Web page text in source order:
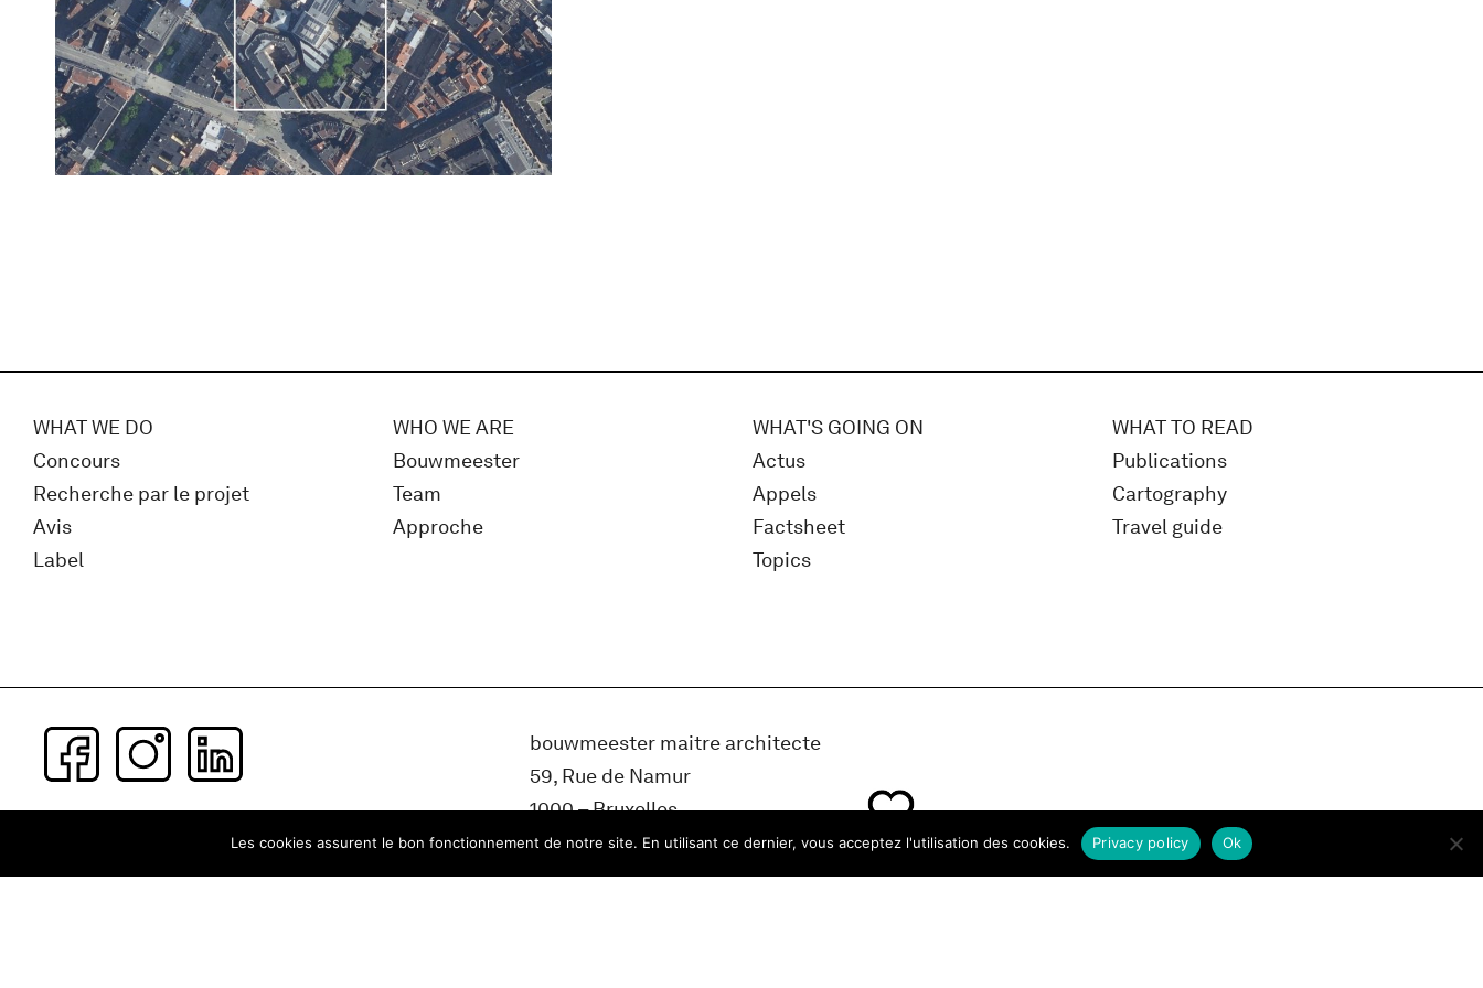
WHAT WE DO
Concours
Recherche par le projet
Avis
Label
WHO WE ARE
Bouwmeester
Team
Approche
WHAT'S GOING ON
Actus
Appels
Factsheet
Topics
WHAT TO READ
Publications
Cartography
Travel guide
Subscribe to our newsletter
bouwmeester maitre architecte
59, Rue de Namur
1000 – Bruxelles
Belgique
Les cookies assurent le bon fonctionnement de notre site. En utilisant ce dernier, vous acceptez l'utilisation des cookies. Ok
Privacy policy